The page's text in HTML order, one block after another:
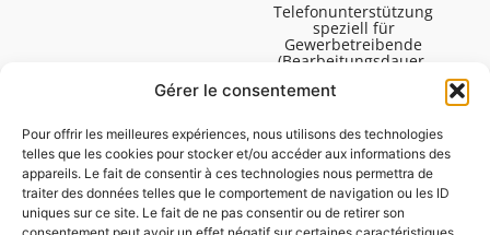
Gérer le consentement
Pour offrir les meilleures expériences, nous utilisons des technologies
telles que les cookies pour stocker et/ou accéder aux informations des
appareils. Le fait de consentir à ces technologies nous permettra de
traiter des données telles que le comportement de navigation ou les ID
uniques sur ce site. Le fait de ne pas consentir ou de retirer son
Telefonunterstützung
speziell für
Gewerbetreibende
(Bearbeitungsdauer,
technische Assistenz usw.).
Montag bis Freitag von